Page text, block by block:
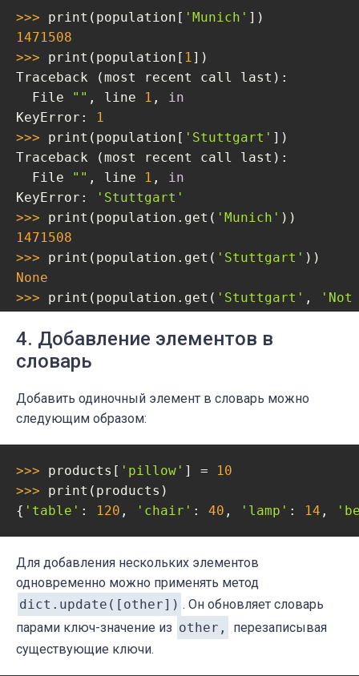
>>> print(population[ 'Munich'
1471508
>>> print(population[ 1])
Traceback (most recent call last):
  File
"" , line 1 , in
KeyError:
1
>>> print(population[ 'Stuttgart' ])
Traceback (most recent call last):
  File
"" , line 1 , in
KeyError:
'Stuttgart'
>>> print(population.get( 'Munich'
1471508
>>> print(population.get( 'Stuttgart'
None
>>> print(population.get( 'Stuttgart' ,
'Not
4. Добавление элементов в
словарь
Добавить одиночный элемент в словарь можно
следующим образом:
>>> products[ 'pillow' ] =
10
>>> print(products)
{ 'table' : 120 , 'chair' : 40 , 'lamp' : 14 ,
Для добавления нескольких элементов
одновременно можно применять метод
dict.update([other]) . Он обновляет словарь
парами ключ-значение из other,
перезаписывая
существующие ключи.